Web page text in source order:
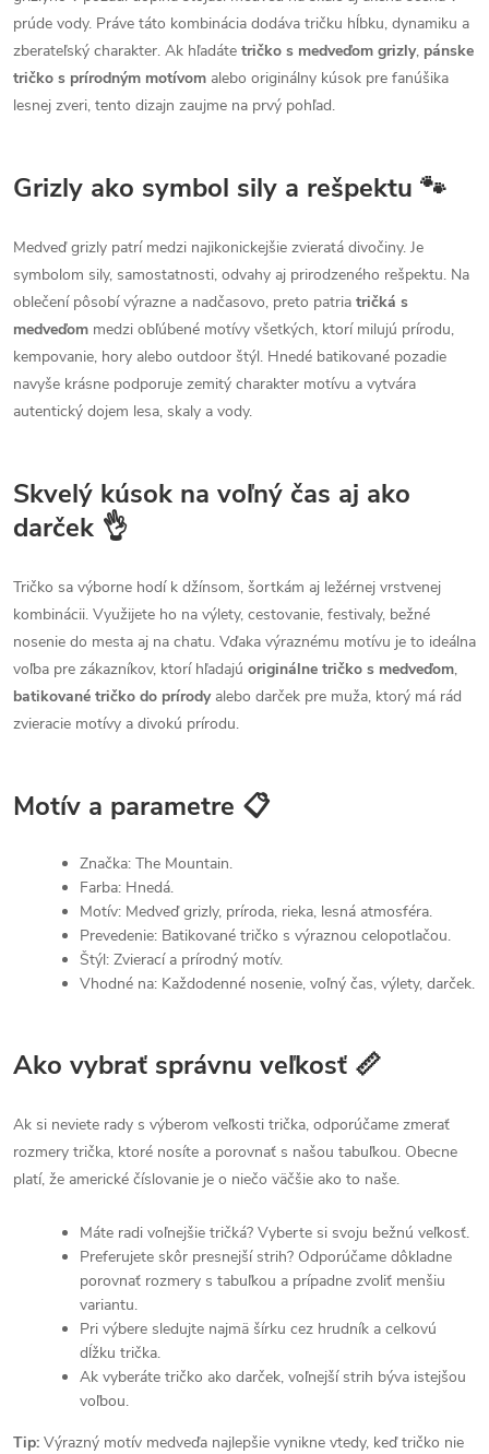
prúde vody. Práve táto kombinácia dodáva tričku hĺbku, dynamiku a
zberateľský charakter. Ak hľadáte tričko s medveďom grizly, pánske
tričko s prírodným motívom alebo originálny kúsok pre fanúšika
lesnej zveri, tento dizajn zaujme na prvý pohľad.
Grizly ako symbol sily a rešpektu 🐾
Medveď grizly patrí medzi najikonickejšie zvieratá divočiny. Je
symbolom sily, samostatnosti, odvahy aj prirodzeného rešpektu. Na
oblečení pôsobí výrazne a nadčasovo, preto patria tričká s
medveďom medzi obľúbené motívy všetkých, ktorí milujú prírodu,
kempovanie, hory alebo outdoor štýl. Hnedé batikované pozadie
navyše krásne podporuje zemitý charakter motívu a vytvára
autentický dojem lesa, skaly a vody.
Skvelý kúsok na voľný čas aj ako
darček 👌
Tričko sa výborne hodí k džínsom, šortkám aj ležérnej vrstvenej
kombinácii. Využijete ho na výlety, cestovanie, festivaly, bežné
nosenie do mesta aj na chatu. Vďaka výraznému motívu je to ideálna
voľba pre zákazníkov, ktorí hľadajú originálne tričko s medveďom,
batikované tričko do prírodyalebo darček pre muža, ktorý má rád
zvieracie motívy a divokú prírodu.
Motív a parametre 📋
Značka: The Mountain.
Farba: Hnedá.
Motív: Medveď grizly, príroda, rieka, lesná atmosféra.
Prevedenie: Batikované tričko s výraznou celopotlačou.
Štýl: Zvierací a prírodný motív.
Vhodné na: Každodenné nosenie, voľný čas, výlety, darček.
Ako vybrať správnu veľkosť 📏
Ak si neviete rady s výberom veľkosti trička, odporúčame zmerať
rozmery trička, ktoré nosíte a porovnať s našou tabuľkou. Obecne
platí, že americké číslovanie je o niečo väčšie ako to naše.
Máte radi voľnejšie tričká? Vyberte si svoju bežnú veľkosť.
Preferujete skôr presnejší strih? Odporúčame dôkladne
porovnať rozmery s tabuľkou a prípadne zvoliť menšiu
variantu.
Pri výbere sledujte najmä šírku cez hrudník a celkovú
dĺžku trička.
Ak vyberáte tričko ako darček, voľnejší strih býva istejšou
voľbou.
Tip: Výrazný motív medveďa najlepšie vynikne vtedy, keď tričko nie